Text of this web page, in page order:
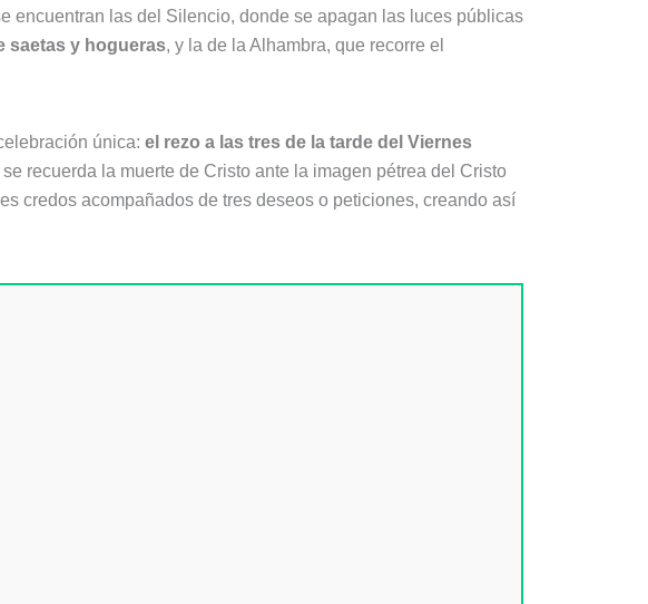
encuentran las del Silencio, donde se apagan las luces públicas
saetas y hogueras, y la de la Alhambra, que recorre el
única: el rezo a las tres de la tarde del Viernes
recuerda la muerte de Cristo ante la imagen pétrea del Cristo
credos acompañados de tres deseos o peticiones, creando así